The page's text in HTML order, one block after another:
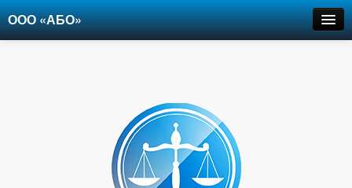
ООО «АБО»